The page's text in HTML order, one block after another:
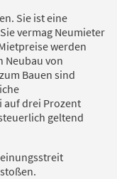
Sie ist eine
vermag Neumieter
werden
Neubau von
Bauen sind
auf drei Prozent
geltend